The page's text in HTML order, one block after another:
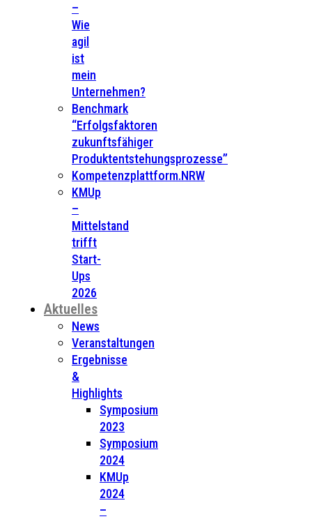
–
Wie
agil
ist
mein
Unternehmen?
Benchmark
“Erfolgsfaktoren
zukunftsfähiger
Produktentstehungsprozesse”
Kompetenzplattform.NRW
KMUp
–
Mittelstand
trifft
Start-
Ups
2026
Aktuelles
News
Veranstaltungen
Ergebnisse
&
Highlights
Symposium
2023
Symposium
2024
KMUp
2024
–